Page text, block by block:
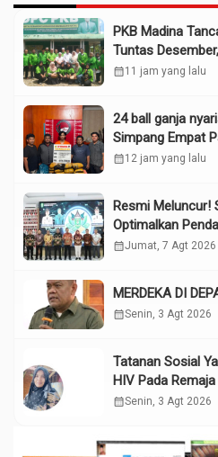
PKB Madina
Tuntas
Tokoh”
calendar_month11 jam yang lalu
24 ball ganja
Simpang Empat
calendar_month12 jam yang lalu
Resmi Meluncur!
Optimalkan
calendar_monthJumat, 7 Agt 2026
MERDEKA DI
calendar_monthSenin, 3 Agt 2026
Tatanan Sosial
HIV Pada Remaja
calendar_monthSenin, 3 Agt 2026